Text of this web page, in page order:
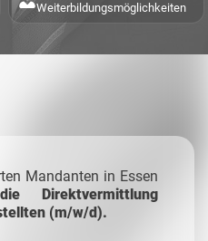
Weiterbildungsmöglichkeiten
Mandanten in Essen
(m/w/d).